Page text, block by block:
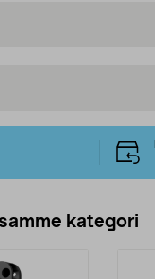
kategori